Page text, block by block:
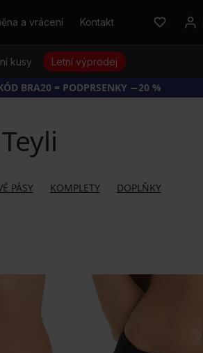
a vrácení Kontakt
kusy Letní výprodej
BRA20 = PODPRSENKY −20 %
PÁSY KOMPLETY DOPLŇKY